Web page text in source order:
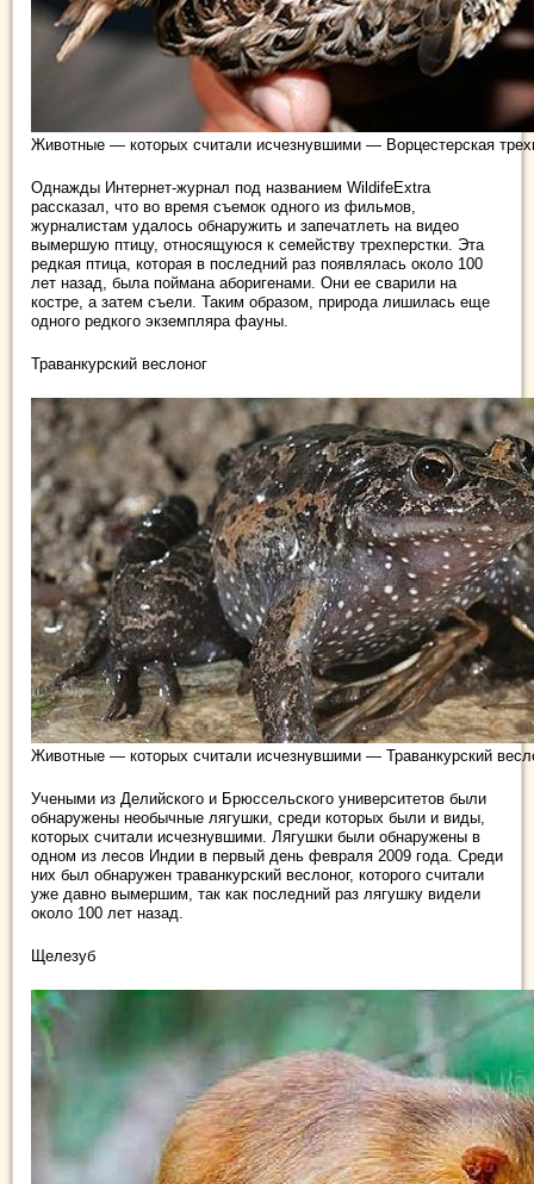
Животные — которых считали исчезнувшими — Ворцестерская
Однажды Интернет-журнал под названием WildifeExtra
рассказал, что во время съемок одного из фильмов,
журналистам удалось обнаружить и запечатлеть на видео
вымершую птицу, относящуюся к семейству трехперстки. Эта
редкая птица, которая в последний раз появлялась около 100
лет назад, была поймана аборигенами. Они ее сварили на
костре, а затем съели. Таким образом, природа лишилась еще
одного редкого экземпляра фауны.
Траванкурский веслоног
Животные — которых считали исчезнувшими — Траванкурский
Учеными из Делийского и Брюссельского университетов были
обнаружены необычные лягушки, среди которых были и виды,
которых считали исчезнувшими. Лягушки были обнаружены в
одном из лесов Индии в первый день февраля 2009 года. Среди
них был обнаружен траванкурский веслоног, которого считали
уже давно вымершим, так как последний раз лягушку видели
около 100 лет назад.
Щелезуб